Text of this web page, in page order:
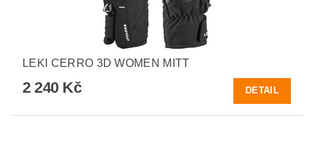
LEKI CERRO 3D WOMEN MITT
2 240 Kč DETAIL